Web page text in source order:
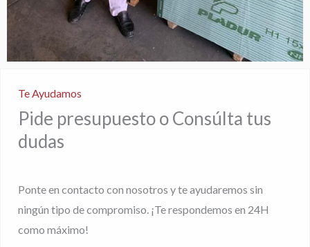
Te Ayudamos
Pide presupuesto o Consúlta tus
dudas
Ponte en contacto con nosotros y te ayudaremos sin
ningún tipo de compromiso. ¡Te respondemos en 24H
como máximo!